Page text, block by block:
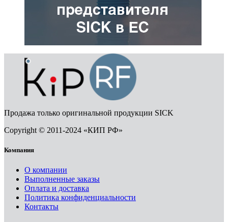
Продажа только оригинальной продукции SICK
Copyright © 2011-2024 «КИП РФ»
Компания
О компании
Выполненные заказы
Оплата и доставка
Политика конфиденциальности
Контакты